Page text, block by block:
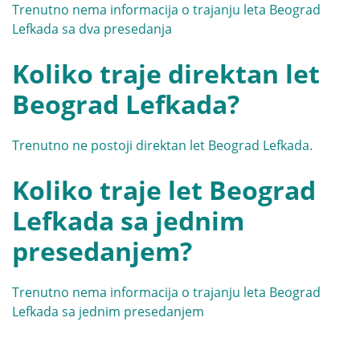
Trenutno nema informacija o trajanju leta Beograd
Lefkada sa dva presedanja
Koliko traje direktan let
Beograd Lefkada?
Trenutno ne postoji direktan let Beograd Lefkada.
Koliko traje let Beograd
Lefkada sa jednim
presedanjem?
Trenutno nema informacija o trajanju leta Beograd
Lefkada sa jednim presedanjem